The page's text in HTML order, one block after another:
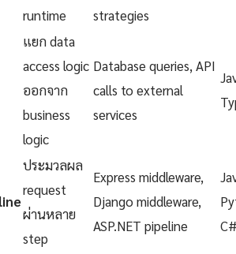
runtime
strategies
แยก data
access logic
ออกจาก
business
logic
Database queries, API
calls to external
services
ประมวลผล
request
ผ่านหลาย
step
Express middleware,
Django middleware,
ASP.NET pipeline